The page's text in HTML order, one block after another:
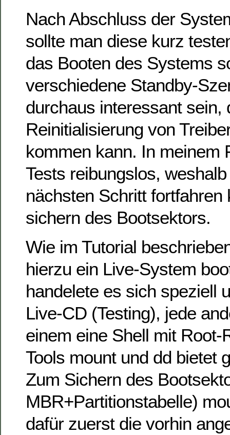
Nach Abschluss der
sollte man diese kurz
das Booten des Systems
verschiedene Standby-
durchaus interessant sein,
Reinitialisierung von
kommen kann. In meinem
Tests reibungslos,
nächsten Schritt fortfahren
sichern des Bootsektors.
Wie im Tutorial
hierzu ein Live-System
handelete es sich speziell
Live-CD (Testing), jede
einem eine Shell mit Root-
Tools mount und dd bietet
Zum Sichern des
MBR+Partitionstabelle)
dafür zuerst die vorhin